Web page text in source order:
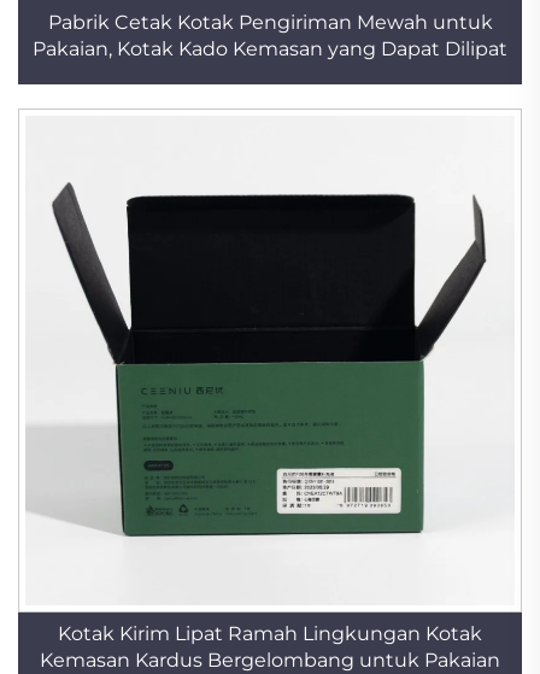
Pabrik Cetak Kotak Pengiriman Mewah untuk
Pakaian, Kotak Kado Kemasan yang Dapat Dilipat
Kotak Kirim Lipat Ramah Lingkungan Kotak
Kemasan Kardus Bergelombang untuk Pakaian